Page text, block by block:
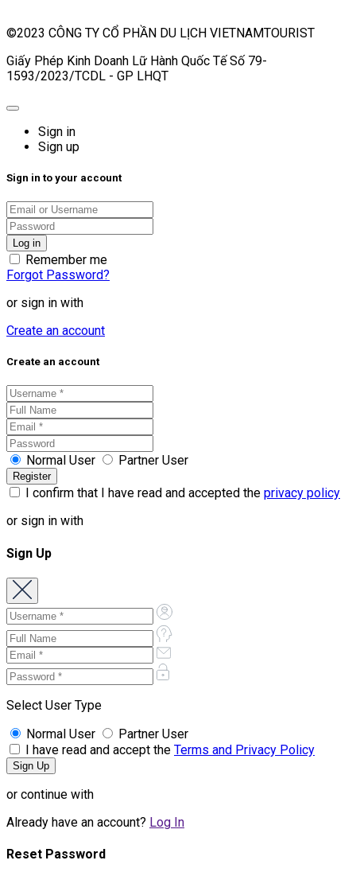
©2023 CÔNG TY CỔ PHẦN DU LỊCH VIETNAMTOURIST
Giấy Phép Kinh Doanh Lữ Hành Quốc Tế Số 79-
1593/2023/TCDL - GP LHQT
Sign in
Sign up
Sign in to your account
Remember me
Forgot Password?
or sign in with
Create an account
Create an account
Normal User Partner User
I confirm that I have read and accepted the privacy policy
or sign in with
Sign Up
Select User Type
Normal User
Partner User
I have read and accept the Terms and Privacy Policy
or continue with
Already have an account? Log In
Reset Password